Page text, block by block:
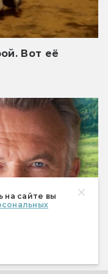
на сайте вы
Вот её